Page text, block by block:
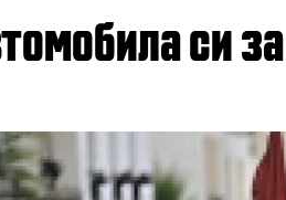
си